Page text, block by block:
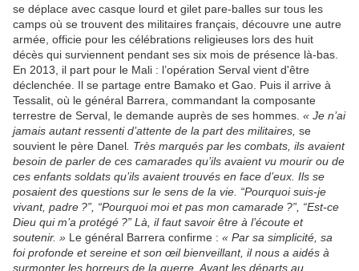
se déplace avec casque lourd et gilet pare-balles sur tous les
camps où se trouvent des militaires français, découvre une autre
armée, officie pour les célébrations religieuses lors des huit
décès qui surviennent pendant ses six mois de présence là-bas.
En 2013, il part pour le Mali : l’opération Serval vient d'être
déclenchée. Il se partage entre Bamako et Gao. Puis il arrive à
Tessalit, où le général Barrera, commandant la composante
terrestre de Serval, le demande auprès de ses hommes. « Je n’ai
jamais autant ressenti d’attente de la part des militaires, se
souvient le père Danel . Très marqués par les combats, ils avaient
besoin de parler de ces camarades qu’ils avaient vu mourir ou de
ces enfants soldats qu’ils avaient trouvés en face d’eux. Ils se
posaient des questions sur le sens de la vie. “Pourquoi suis-je
vivant, padre ?”, “Pourquoi moi et pas mon camarade ?”, “Est-ce
Dieu qui m’a protégé ?” Là, il faut savoir être à l’écoute et
soutenir. » Le général Barrera confirme : « Par sa simplicité, sa
foi profonde et sereine et son œil bienveillant, il nous a aidés à
surmonter les horreurs de la guerre. Avant les départs au